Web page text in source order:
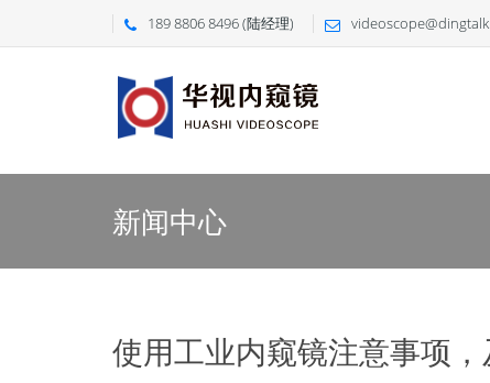
189 8806 8496 (陆经理)
新闻中心
使用工业内窥镜注意事项